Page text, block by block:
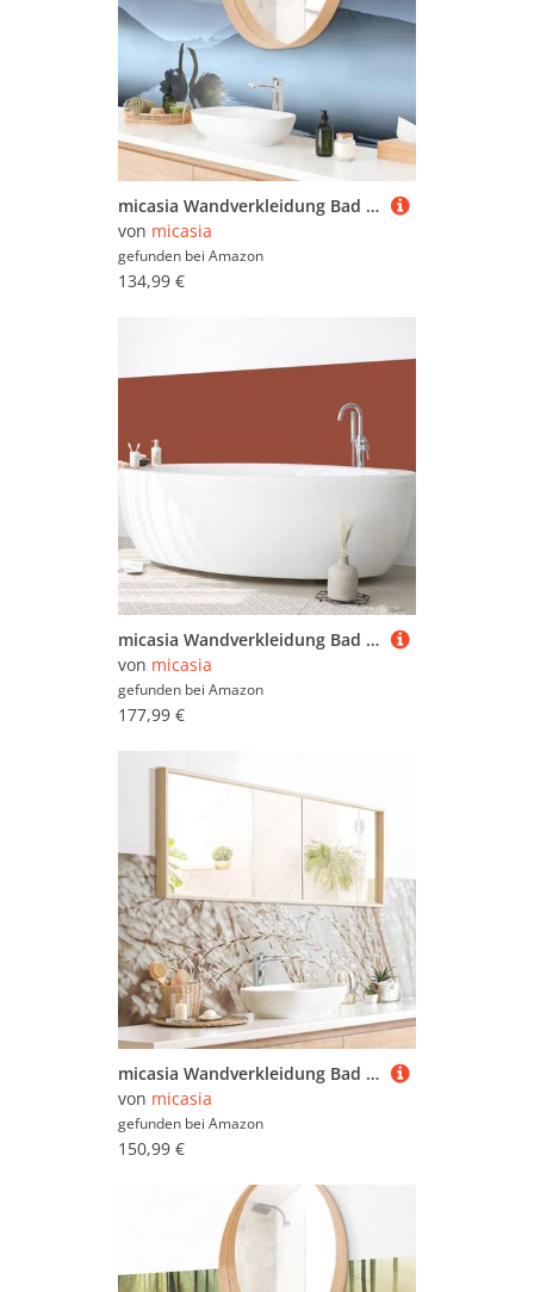
micasia Wandverkleidung Bad selbstklebend wasserfest Natur fugenlos Wandpaneel - made in Germany - Design Hartfolie matt blau Badrückwand Motiv statt Fliesen 1135-P (230x65cm)
von micasia
gefunden bei Amazon
134,99 €
micasia Wandverkleidung Bad selbstklebend wasserfest mit Motiv fugenlos Wandpaneel - made in Germany - Design Hartfolie matt rot Badrückwand Unifarben statt Fliesen 1428-P (300x60cm)
von micasia
gefunden bei Amazon
177,99 €
micasia Wandverkleidung Bad selbstklebend wasserfest mit Motiv fugenlos Wandpaneel - made in Germany - Gräser Hartfolie matt beige Badrückwand Landhaus statt Fliesen 1121-P (245x70cm)
von micasia
gefunden bei Amazon
150,99 €